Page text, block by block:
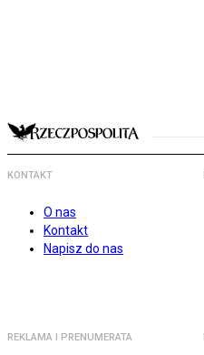
KONTAKT
O nas
Kontakt
Napisz do nas
REKLAMA I PRENUMERATA